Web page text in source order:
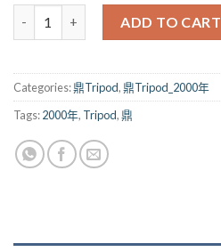
ADD TO CART
Categories:鼎Tripod,鼎Tripod_2000年
Tags:2000年, Tripod,鼎